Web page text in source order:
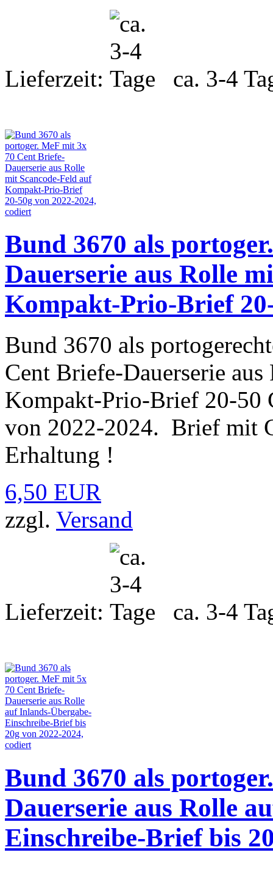
Lieferzeit: ca. 3-4
Bund 3670 als
Dauerserie aus Rolle
Kompakt-Prio-Brief
Bund 3670 als
Cent Briefe-Dauerserie
Kompakt-Prio-Brief 20-50
von 2022-2024. Brief mit
Erhaltung !
6,50 EUR
zzgl. Versand
Lieferzeit: ca. 3-4
Bund 3670 als
Dauerserie aus Rolle
Einschreibe-Brief bis